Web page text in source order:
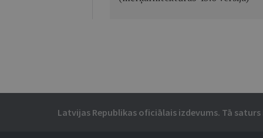
Latvijas Republikas oficiālais izdevums. Tā